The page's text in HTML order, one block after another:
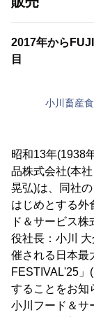
2017年から
目
小川畜産
昭和13年(1938
品株式会社(本
晃弘)は、同社
はじめとする外
ド＆サービス
役社長：小川
催される日本最
FESTIVAL'25」(
することをお知
小川フード＆サ